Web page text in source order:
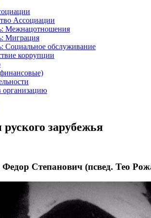
Ассоциации
Межнацотношения
Миграция
Социальное обслуживание
коррупции
организацию
зарубежья
Степанович (псвед. Тео